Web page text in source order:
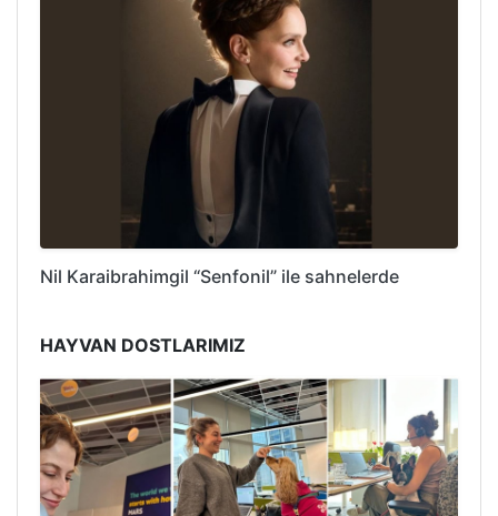
Nil Karaibrahimgil “Senfonil” ile sahnelerde
HAYVAN DOSTLARIMIZ